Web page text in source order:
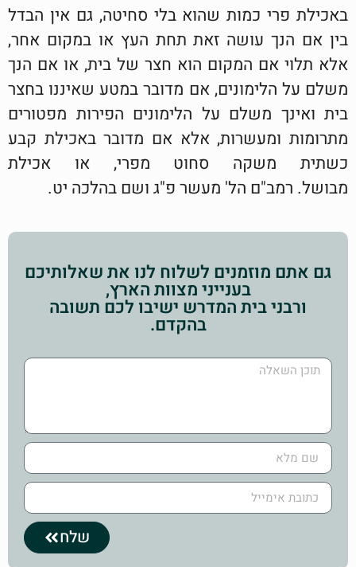
באכילת פרי כמות שהוא בלי סחיטה, גם אין הבדל
בין אם הנך עושה זאת תחת העץ או במקום אחר,
אלא תלוי אם המקום הוא חצר של בית, או אם הנך
משלם על הלימונים, אם מדובר במטע שאיננו בחצר
בית ואינך משלם על הלימונים הפירות מפטורים
מתרומות ומעשרות, אלא אם מדובר באכילת קבע
כשתית משקה סחוט מפרי, או אכילת
מבושל. רמב"ם הל' מעשר פ"ג ושם בהלכה יט.
גם אתם מוזמנים לשלוח לנו את שאלותיכם
בענייני מצוות הארץ,
ורבני בית המדרש ישיבו לכם תשובה
בהקדם.
שלח